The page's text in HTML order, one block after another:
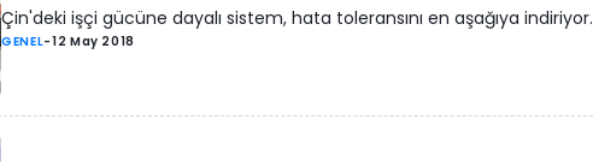
Çin'deki işçi gücüne dayalı sistem, hata toleransını en aşağıya indiriyor.
GENEL-12 May 2018